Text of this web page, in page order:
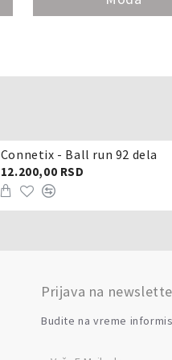
Connetix - Ball run 92 dela
12.200,00 RSD
Prijava na
Budite na vreme